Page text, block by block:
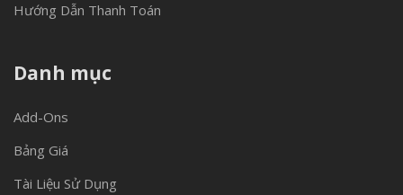
Hướng Dẫn Thanh Toán
Danh mục
Add-Ons
Bảng Giá
Tài Liệu Sử Dụng